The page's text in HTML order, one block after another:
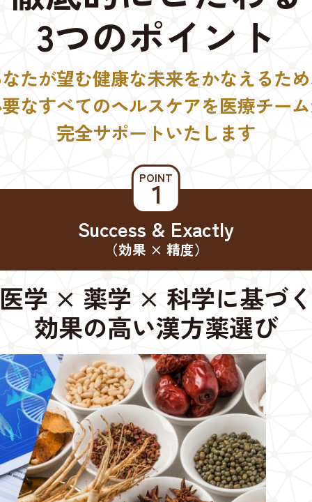
3つのポイント
たが望む健康な未来をかなえるた
なすべてのヘルスケアを医療チー
完全サポートいたします
POINT
１
Success & Exactly
（効果 × 精度）
医学 × 薬学 × 科学に基づく
効果の高い漢方薬選び